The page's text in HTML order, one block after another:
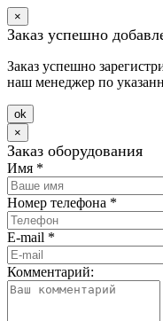
×
Заказ успешно
Заказ успешно
наш менеджер по
оk
×
Заказ оборудования
Имя *
Номер телефона *
E-mail *
Комментарий: